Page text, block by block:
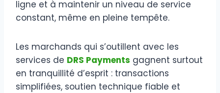
ligne et à maintenir un niveau de service
constant, même en pleine tempête.
Les marchands qui s’outillent avec les
services de DRS Payments gagnent surtout
en tranquillité d’esprit : transactions
simplifiées, soutien technique fiable et